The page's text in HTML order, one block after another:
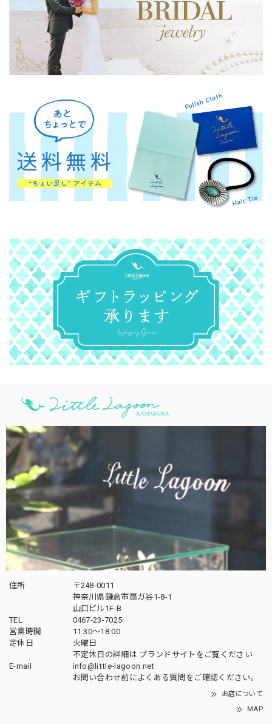
住所
〒248-0011
神奈川県鎌倉市扇ガ谷1-8-1
山口ビル1F-B
TEL
0467-23-7025
営業時間
11:30～18:00
定休日
火曜日
不定休日の詳細は ブランドサイト をご覧ください
E-mail
info@little-lagoon.net
お問い合わせ前によくある質問をご確認ください。
お店について
MAP